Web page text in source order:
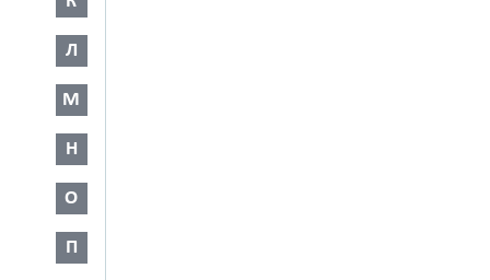
Л
М
Н
О
П